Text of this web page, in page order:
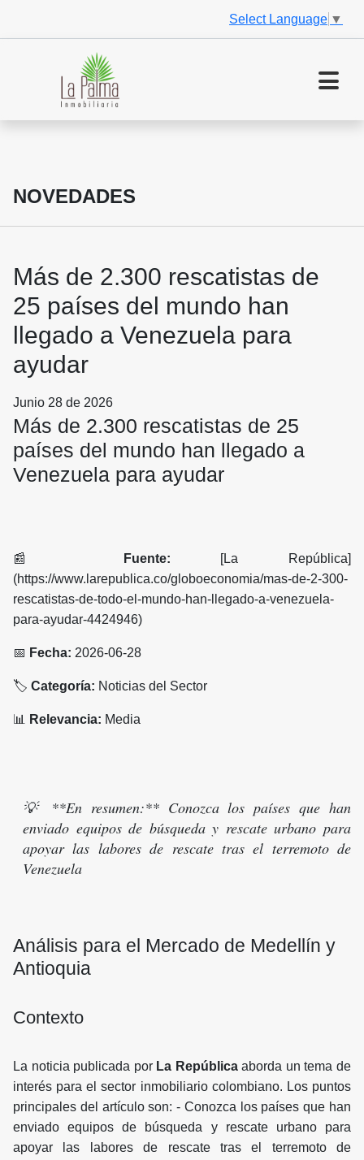
Select Language ▼
NOVEDADES
Más de 2.300 rescatistas de
25 países del mundo han
llegado a Venezuela para
ayudar
Junio 28 de 2026
Más de 2.300 rescatistas de 25
países del mundo han llegado a
Venezuela para ayudar
📰 Fuente: [La República]
(https://www.larepublica.co/globoeconomia/mas-de-2-300-
rescatistas-de-todo-el-mundo-han-llegado-a-venezuela-
para-ayudar-4424946)
📅 Fecha: 2026-06-28
🏷️ Categoría: Noticias del Sector
📊 Relevancia: Media
💡 **En resumen:** Conozca los países que han
enviado equipos de búsqueda y rescate urbano para
apoyar las labores de rescate tras el terremoto de
Venezuela
Análisis para el Mercado de Medellín y
Antioquia
Contexto
La noticia publicada por La Repúblicaaborda un tema de
interés para el sector inmobiliario colombiano. Los puntos
principales del artículo son: - Conozca los países que han
enviado equipos de búsqueda y rescate urbano para
apoyar las labores de rescate tras el terremoto de